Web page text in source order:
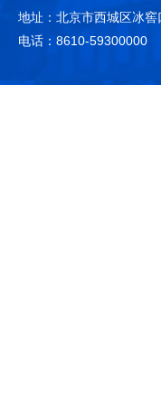
地址：北京市西城区冰窖
电话：8610-59300000